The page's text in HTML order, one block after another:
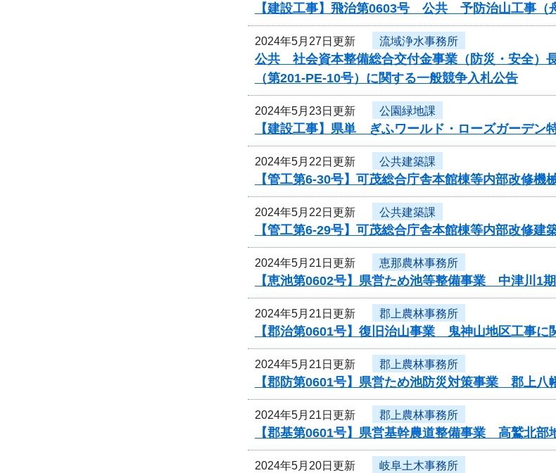
【建設工事】飛治第0603号 公共 予防治山工事（
2024年5月27日更新 流域浄水事務所
公共 社会資本整備総合交付金事業（防災・安全）
（第201-PE-10号）に関する一般競争入札公告
2024年5月23日更新 公園緑地課
【建設工事】県単 ぎふワールド・ローズガーデン
2024年5月22日更新 公共建築課
【管工第6-30号】可茂総合庁舎本館棟等内部改修
2024年5月22日更新 公共建築課
【管工第6-29号】可茂総合庁舎本館棟等内部改修建
2024年5月21日更新 恵那農林事務所
【恵池第0602号】県営ため池等整備事業 中津川1
2024年5月21日更新 郡上農林事務所
【郡治第0601号】復旧治山事業 鬼神山地区工事に
2024年5月21日更新 郡上農林事務所
【郡防第0601号】県営ため池防災対策事業 郡上
2024年5月21日更新 郡上農林事務所
【郡基第0601号】県営基幹農道整備事業 高鷲北
2024年5月20日更新 岐阜土木事務所